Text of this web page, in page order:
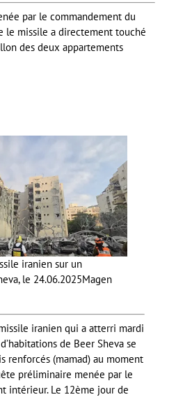
par le commandement du
missile a directement touché
des deux appartements
iranien sur un
le 24.06.2025Magen
iranien qui a atterri mardi
de Beer Sheva se
renforcés (mamad) au moment
préliminaire menée par le
intérieur. Le 12ème jour de